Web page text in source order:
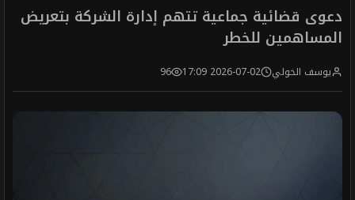
دعوى قضائية جماعية تتهم إدارة الشركة بتعريض
المساهمين للخطر
يوسف الخولي 2026-07-02 17:09
96